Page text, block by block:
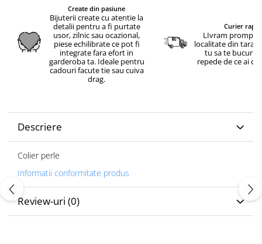
Create din pasiune
Bijuterii create cu atentie la
detalii pentru a fi purtate
usor, zilnic sau ocazional,
piese echilibrate ce pot fi
integrate fara efort in
garderoba ta. Ideale pentru
cadouri facute tie sau cuiva
drag.
Curier rapid
LIvram prompt
localitate din tara.
tu sa te bucuri
repede de ce ai
Descriere
Colier perle
Informatii conformitate produs
Review-uri (0)